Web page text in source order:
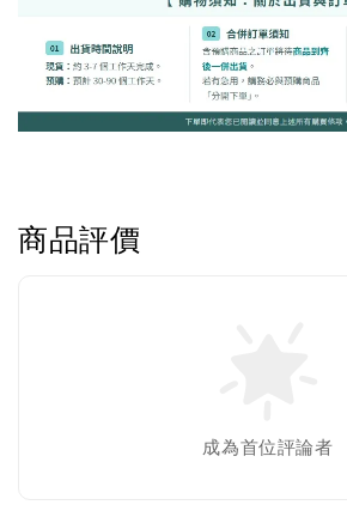
Greenies 健綠｜潔牙餅
商品評價
成為首位評論者